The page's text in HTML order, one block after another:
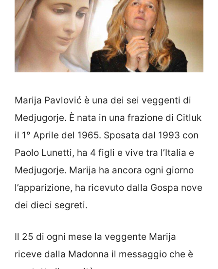
Marija Pavlović è una dei sei veggenti di
Medjugorje. È nata in una frazione di Citluk
il 1° Aprile del 1965. Sposata dal 1993 con
Paolo Lunetti, ha 4 figli e vive tra l’Italia e
Medjugorje. Marija ha ancora ogni giorno
l’apparizione, ha ricevuto dalla Gospa nove
dei dieci segreti.
Il 25 di ogni mese la veggente Marija
riceve dalla Madonna il messaggio che è